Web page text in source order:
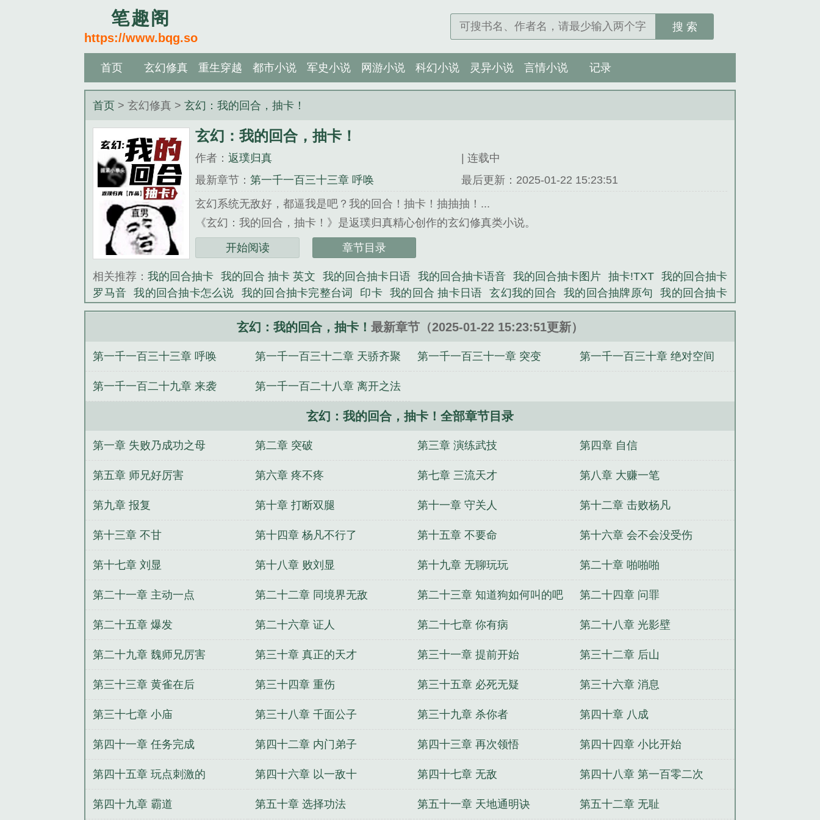
笔趣阁
https://www.bqg.so
搜 索
首页 玄幻修真 重生穿越 都市小说 军史小说 网游小说 科幻小说 灵异小说 言情小说 记录
首页 > 玄幻修真 >玄幻：我的回合，抽卡！
玄幻：我的回合，抽卡！
作者：返璞归真
| 连载中
最新章节：第一千一百三十三章 呼唤
最后更新：2025-01-22 15:23:51
玄幻系统无敌好，都逼我是吧？我的回合！抽卡！抽抽抽！...
《玄幻：我的回合，抽卡！》是返璞归真精心创作的玄幻修真类小说。
开始阅读 章节目录
相关推荐：我的回合抽卡 我的回合 抽卡 英文 我的回合抽卡日语 我的回合抽卡语音 我的回合抽卡图片 抽卡!TXT
我的回合抽卡
罗马音
我的回合抽卡怎么说 我的回合抽卡完整台词 印卡 我的回合 抽卡日语 玄幻我的回合 我的回合抽牌原句
我的回合抽卡
空耳 我的回合抽卡日语谐音 我的回合 抽卡 日文罗马音 我的回合印卡 玄幻我的回合抽卡 抽卡! 返璞归真 我的回合 抽卡 空耳
我的回合doro 我的回合 抽卡 日文 我的回合抽卡英文 我的回合抽牌日文
频 我的回合抽卡表情 我的回合 我的回合抽卡语音包 我的回合抽牌表情包 我的回合抽卡bgm是什么 我的回合抽卡 日语
亲后，把最猛糙汉撩到手了
从招徒开始 逆徒不孝 真千金下山回豪门，哪有不疯的
惊艳世界后，前夫缠着我不放 不朽仙帝 我到异界放卫星
玄幻：我的回合，抽卡！ 最新章节（2025-01-22 15:23:51更新）
第一千一百三十三章 呼唤 第一千一百三十二章 天骄齐聚 第一千一百三十一章 突变 第一千一百三十章 绝对空间
第一千一百二十九章 来袭 第一千一百二十八章 离开之法
玄幻：我的回合，抽卡！全部章节目录
第一章 失败乃成功之母 第二章 突破 第三章 演练武技 第四章 自信
第五章 师兄好厉害 第六章 疼不疼 第七章 三流天才 第八章 大赚一笔
第九章 报复 第十章 打断双腿 第十一章 守关人 第十二章 击败杨凡
第十三章 不甘 第十四章 杨凡不行了 第十五章 不要命 第十六章 会不会没受伤
第十七章 刘显 第十八章 败刘显 第十九章 无聊玩玩 第二十章 啪啪啪
第二十一章 主动一点 第二十二章 同境界无敌 第二十三章 知道狗如何叫的吧 第二十四章 问罪
第二十五章 爆发 第二十六章 证人 第二十七章 你有病 第二十八章 光影壁
第二十九章 魏师兄厉害 第三十章 真正的天才 第三十一章 提前开始 第三十二章 后山
第三十三章 黄雀在后 第三十四章 重伤 第三十五章 必死无疑 第三十六章 消息
第三十七章 小庙 第三十八章 千面公子 第三十九章 杀你者 第四十章 八成
第四十一章 任务完成 第四十二章 内门弟子 第四十三章 再次领悟 第四十四章 小比开始
第四十五章 玩点刺激的 第四十六章 以一敌十 第四十七章 无敌 第四十八章 第一百零二次
第四十九章 霸道 第五十章 选择功法 第五十一章 天地通明诀 第五十二章 无耻